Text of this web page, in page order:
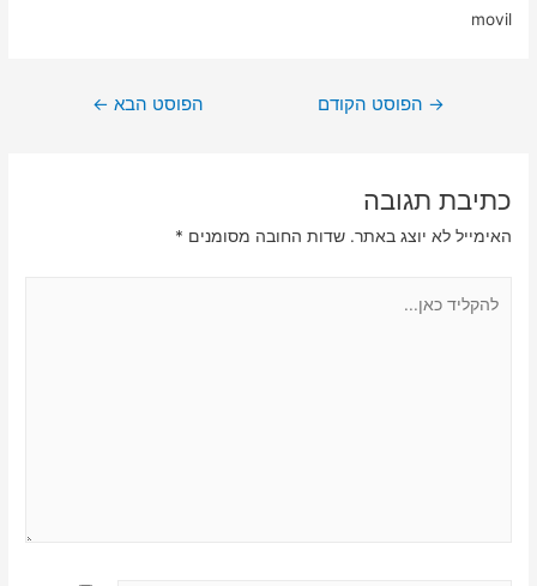
movil
ניווט
→ הפוסט הקודם הפוסט הבא ←
כתיבת תגובה
האימייל לא יוצג באתר. שדות החובה מסומנים *